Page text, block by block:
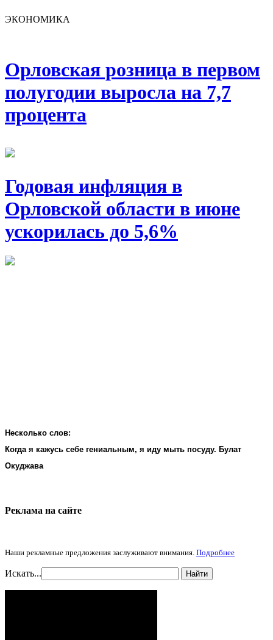
ЭКОНОМИКА
Орловская розница в первом
полугодии выросла на 7,7
процента
Годовая инфляция в
Орловской области в июне
ускорилась до 5,6%
Несколько слов:
Когда я кажусь себе гениальным, я иду мыть посуду. Булат
Окуджава
Реклама на cайте
Наши рекламные предложения заслуживают внимания. Подробнее
Искать... Найти